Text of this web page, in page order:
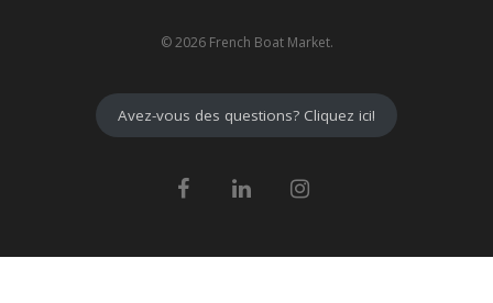
© 2026 French Boat Market.
Avez-vous des questions? Cliquez ici!